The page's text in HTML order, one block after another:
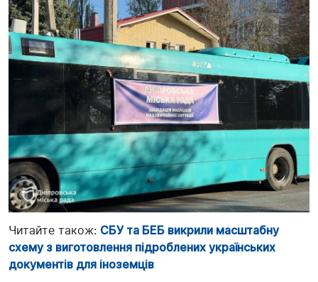
Читайте також: СБУ та БЕБ викрили масштабну
схему з виготовлення підроблених українських
документів для іноземців